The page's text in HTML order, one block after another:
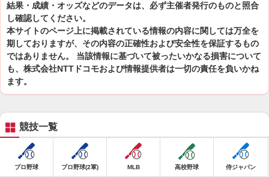
結果・成績・オッズなどのデータは、必ず主催者発行のものと照合
し確認してください。
本サイトのページ上に掲載されている情報の内容に関しては万全を
期しておりますが、その内容の正確性および安全性を保証するもの
ではありません。 当該情報に基づいて被ったいかなる損害について
も、株式会社NTTドコモおよび情報提供者は一切の責任を負いかね
ます。
競技一覧
プロ野球 プロ野球(2軍) MLB 高校野球 侍ジャパン